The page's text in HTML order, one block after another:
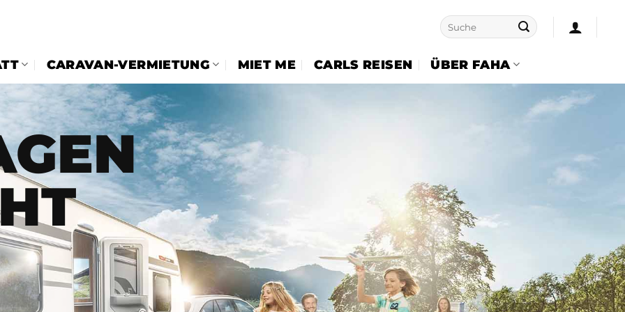
Suche
nach:
CARAVAN-VERMIETUNG MIET ME CARLS REISEN ÜBER FAHA